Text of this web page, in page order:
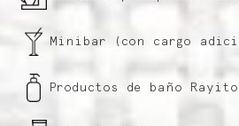
Minibar (con cargo
Productos de baño